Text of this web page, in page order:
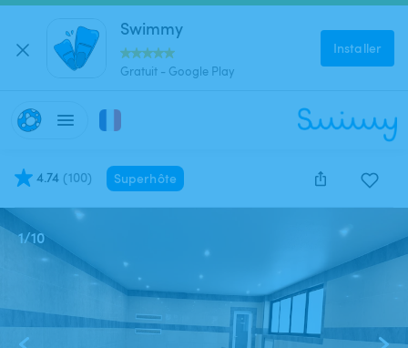
Swimmy
Gratuit - Google Play
Installer
4.74 (100) Superhôte
1/10